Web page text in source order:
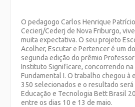
O pedagogo Carlos Henrique
Cecierj/Cederj de Nova Friburgo,
muita expectativa. O seu projeto
Acolher, Escutar e Pertencer é um
segunda edição do prêmio
Instituto Significare, concorrendo na
Fundamental I. O trabalho chegou à
350 selecionados e o resultado será
Educação e Tecnologia Bett Brasil
entre os dias 10 e 13 de maio.